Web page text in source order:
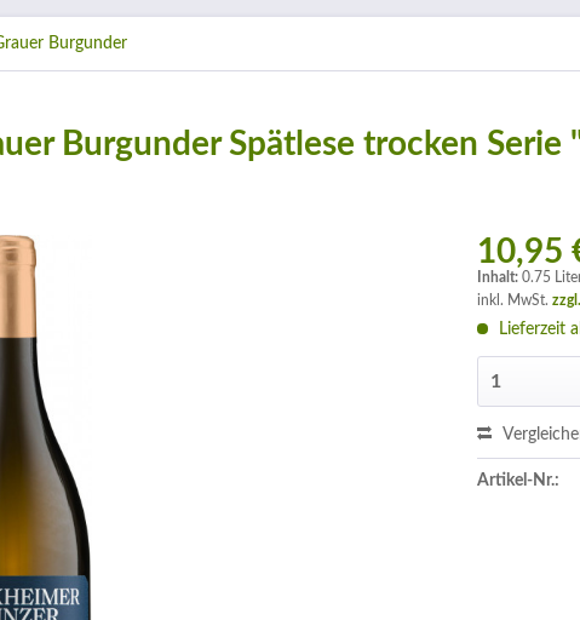
Burgunder
Burgunder Spätlese trocken Serie
10,95
Inhalt:0.75
inkl. MwSt.
Lieferzeit
Artikel-Nr.: